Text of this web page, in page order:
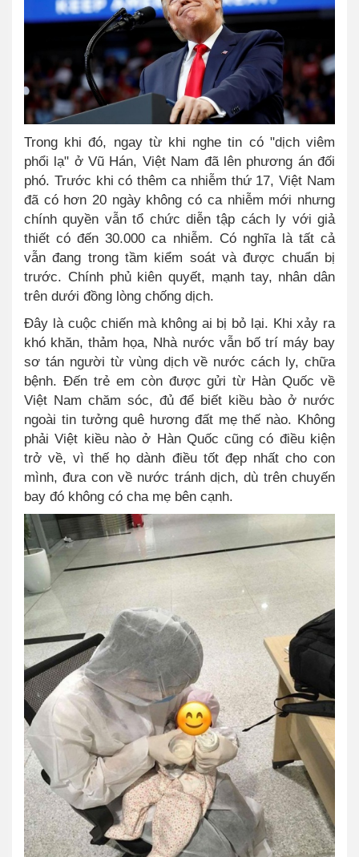
Trong khi đó, ngay từ khi nghe tin có "dịch viêm
phổi lạ" ở Vũ Hán, Việt Nam đã lên phương án đối
phó. Trước khi có thêm ca nhiễm thứ 17, Việt Nam
đã có hơn 20 ngày không có ca nhiễm mới nhưng
chính quyền vẫn tổ chức diễn tập cách ly với giả
thiết có đến 30.000 ca nhiễm. Có nghĩa là tất cả
vẫn đang trong tầm kiểm soát và được chuẩn bị
trước. Chính phủ kiên quyết, mạnh tay, nhân dân
trên dưới đồng lòng chống dịch.
Đây là cuộc chiến mà không ai bị bỏ lại. Khi xảy ra
khó khăn, thảm họa, Nhà nước vẫn bố trí máy bay
sơ tán người từ vùng dịch về nước cách ly, chữa
bệnh. Đến trẻ em còn được gửi từ Hàn Quốc về
Việt Nam chăm sóc, đủ để biết kiều bào ở nước
ngoài tin tưởng quê hương đất mẹ thế nào. Không
phải Việt kiều nào ở Hàn Quốc cũng có điều kiện
trở về, vì thế họ dành điều tốt đẹp nhất cho con
mình, đưa con về nước tránh dịch, dù trên chuyến
bay đó không có cha mẹ bên cạnh.